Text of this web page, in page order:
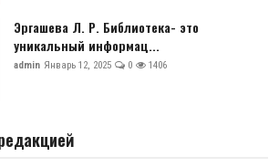
Эргашева Л. Р. Библиотека- это
уникальный информац...
admin Январь 12, 2025 0 1406